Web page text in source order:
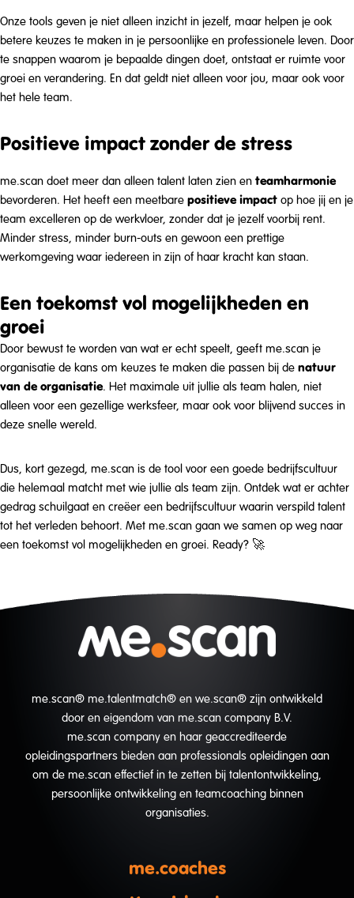
Onze tools geven je niet alleen inzicht in jezelf, maar helpen je ook
betere keuzes te maken in je persoonlijke en professionele leven. Door
te snappen waarom je bepaalde dingen doet, ontstaat er ruimte voor
groei en verandering. En dat geldt niet alleen voor jou, maar ook voor
het hele team.
Positieve impact zonder de stress
me.scan doet meer dan alleen talent laten zien en teamharmonie
bevorderen. Het heeft een meetbare positieve impact op hoe jij en je
team excelleren op de werkvloer, zonder dat je jezelf voorbij rent.
Minder stress, minder burn-outs en gewoon een prettige
werkomgeving waar iedereen in zijn of haar kracht kan staan.
Een toekomst vol mogelijkheden en
groei
Door bewust te worden van wat er echt speelt, geeft me.scan je
organisatie de kans om keuzes te maken die passen bij de natuur
van de organisatie. Het maximale uit jullie als team halen, niet
alleen voor een gezellige werksfeer, maar ook voor blijvend succes in
deze snelle wereld.
Dus, kort gezegd, me.scan is de tool voor een goede bedrijfscultuur
die helemaal matcht met wie jullie als team zijn. Ontdek wat er achter
gedrag schuilgaat en creëer een bedrijfscultuur waarin verspild talent
tot het verleden behoort. Met me.scan gaan we samen op weg naar
een toekomst vol mogelijkheden en groei. Ready? 🚀
me.scan® me.talentmatch® en we.scan® zijn ontwikkeld
door en eigendom van me.scan company B.V.
me.scan company en haar geaccrediteerde
opleidingspartners bieden aan professionals opleidingen aan
om de me.scan effectief in te zetten bij talentontwikkeling,
persoonlijke ontwikkeling en teamcoaching binnen
organisaties.
me.coaches